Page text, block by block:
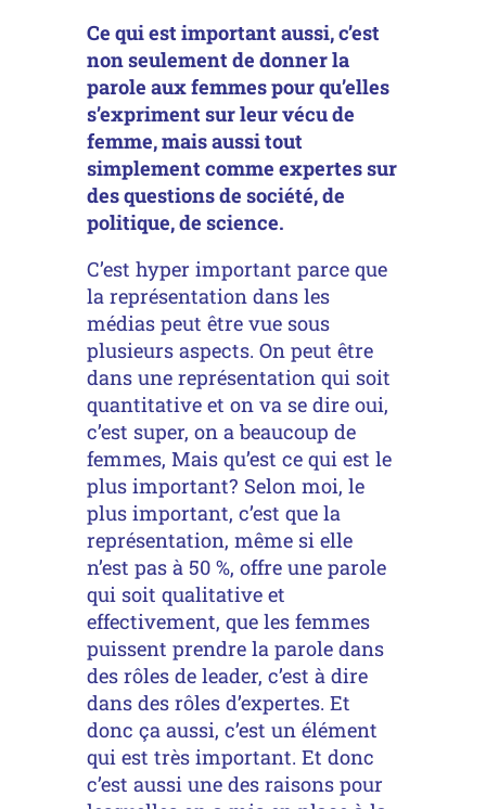
Ce qui est important aussi, c’est
non seulement de donner la
parole aux femmes pour qu’elles
s’expriment sur leur vécu de
femme, mais aussi tout
simplement comme expertes sur
des questions de société, de
politique, de science.
C’est hyper important parce que
la représentation dans les
médias peut être vue sous
plusieurs aspects. On peut être
dans une représentation qui soit
quantitative et on va se dire oui,
c’est super, on a beaucoup de
femmes, Mais qu’est ce qui est le
plus important? Selon moi, le
plus important, c’est que la
représentation, même si elle
n’est pas à 50 %, offre une parole
qui soit qualitative et
effectivement, que les femmes
puissent prendre la parole dans
des rôles de leader, c’est à dire
dans des rôles d’expertes. Et
donc ça aussi, c’est un élément
qui est très important. Et donc
c’est aussi une des raisons pour